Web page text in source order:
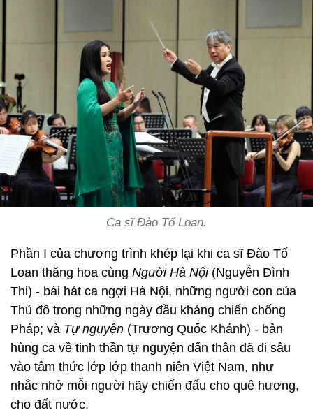
Ca sĩ Đào Tố Loan.
Phần I của chương trình khép lại khi ca sĩ Đào Tố
Loan thăng hoa cùng Người Hà Nội(Nguyễn Đình
Thi) - bài hát ca ngợi Hà Nội, những người con của
Thủ đô trong những ngày đầu kháng chiến chống
Pháp; và Tự nguyện (Trương Quốc Khánh) - bản
hùng ca về tinh thần tự nguyện dấn thân đã đi sâu
vào tâm thức lớp lớp thanh niên Việt Nam, như
nhắc nhở mỗi người hãy chiến đấu cho quê hương,
cho đất nước.